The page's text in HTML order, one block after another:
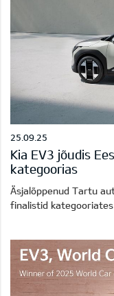
25.09.25
Kia EV3 jõudis
kategoorias
Äsjalõppenud Tartu
finalistid kategooriates